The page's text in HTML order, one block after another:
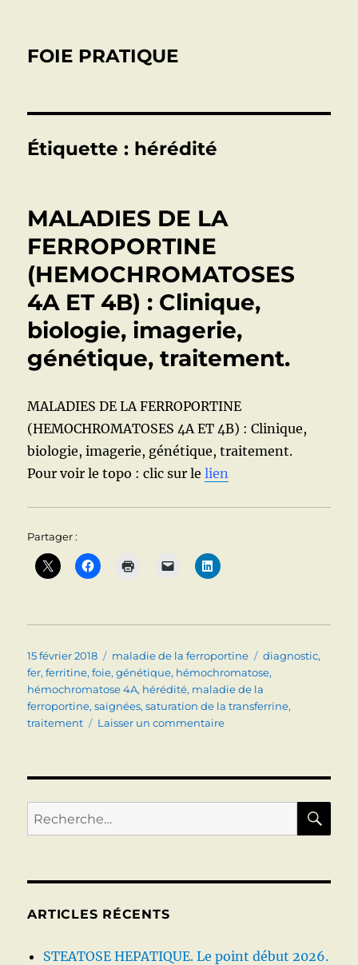
FOIE PRATIQUE
Étiquette : hérédité
MALADIES DE LA
FERROPORTINE
(HEMOCHROMATOSES
4A ET 4B) : Clinique,
biologie, imagerie,
génétique, traitement.
MALADIES DE LA FERROPORTINE
(HEMOCHROMATOSES 4A ET 4B) : Clinique,
biologie, imagerie, génétique, traitement.
Pour voir le topo : clic sur lelien
Partager :
Publié
le
15 février 2018 Catégories
maladie de la ferroportine Étiquettes
diagnostic,
fer,ferritine,foie,génétique, hémochromatose,
hémochromatose 4A, hérédité, maladie de la
ferroportine,saignées,saturation de la transferrine,
traitement
Laisser un commentairesur
(HEMOCHROMATOSES
ET
traitement.
Recherche
pour :
ARTICLES RÉCENTS
STEATOSE HEPATIQUE. Le point début 2026.